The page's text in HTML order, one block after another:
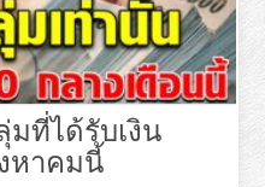
มที่ได้รับเงิน
หาคมนี้